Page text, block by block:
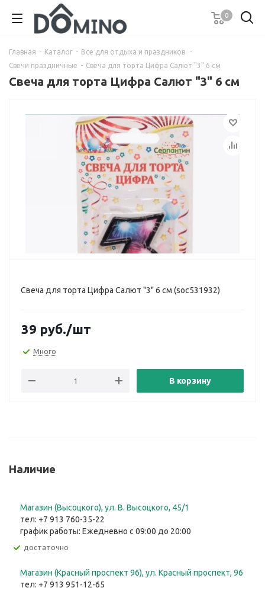
0
Главная - Каталог - Все для отдыха и праздников
-
Свечи праздничные - Свеча для торта Цифра Салют "3" 6 см
Свеча для торта Цифра Салют "3" 6 см
Свеча для торта Цифра Салют "3" 6 см (soc531932)
39 руб./шт
Много
В корзину
Наличие
Магазин (Высоцкого), ул. ​В. Высоцкого, 45/1
тел: +7 913 760-35-22
график работы: Ежедневно с 09:00 до 20:00
Достаточно
Магазин (Красный проспект 96), ул. Красный проспект, 96
тел: +7 913 951-12-65